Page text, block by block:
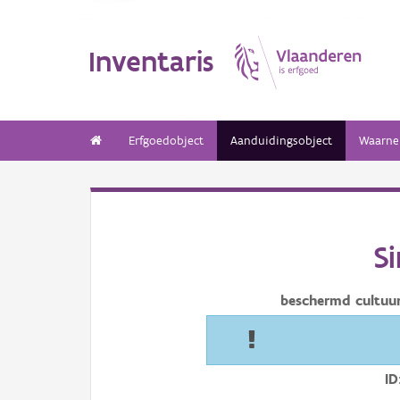
Inventaris
Erfgoedobject Aanduidingsobject
beschermd
ID